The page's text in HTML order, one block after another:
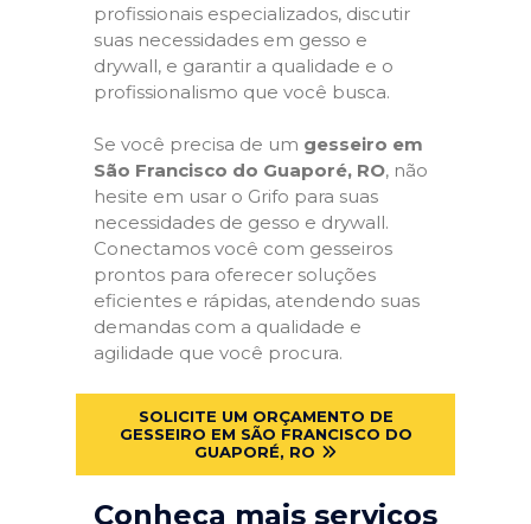
profissionais especializados, discutir
suas necessidades em gesso e
drywall, e garantir a qualidade e o
profissionalismo que você busca.
Se você precisa de um gesseiro em
São Francisco do Guaporé, RO, não
hesite em usar o Grifo para suas
necessidades de gesso e drywall.
Conectamos você com gesseiros
prontos para oferecer soluções
eficientes e rápidas, atendendo suas
demandas com a qualidade e
agilidade que você procura.
SOLICITE UM ORÇAMENTO DE
GESSEIRO EM SÃO FRANCISCO DO
GUAPORÉ, RO
Conheça mais serviços